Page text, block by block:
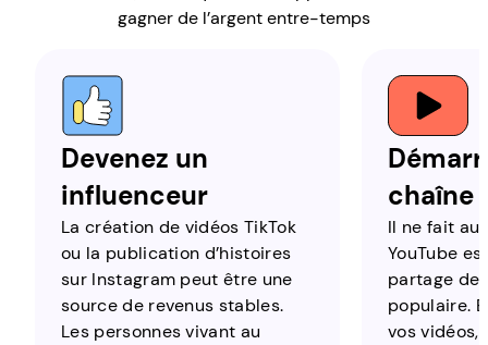
gagner de l’argent entre-temps
Devenez un
influenceur
La création de vidéos TikTok
ou la publication d’histoires
sur Instagram peut être une
source de revenus stables.
Les personnes vivant au
chaîne
Il ne fait
YouTube
partage de
populaire.
vos vidéos,